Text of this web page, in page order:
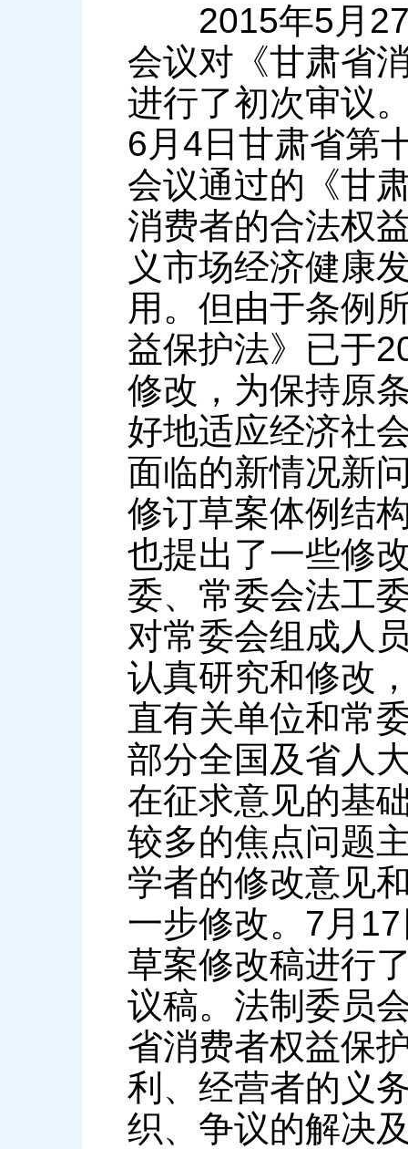
2015年5月27
会议对《甘肃省
进行了初次审议
6月4日甘肃省第
会议通过的《甘
消费者的合法权
义市场经济健康
用。但由于条例
益保护法》已于
修改，为保持原
好地适应经济社
面临的新情况新
修订草案体例结
也提出了一些修
委、常委会法工
对常委会组成人
认真研究和修改
直有关单位和常
部分全国及省人
在征求意见的基
较多的焦点问题
学者的修改意见
一步修改。7月
草案修改稿进行
议稿。法制委员
省消费者权益保
利、经营者的义
织、争议的解决